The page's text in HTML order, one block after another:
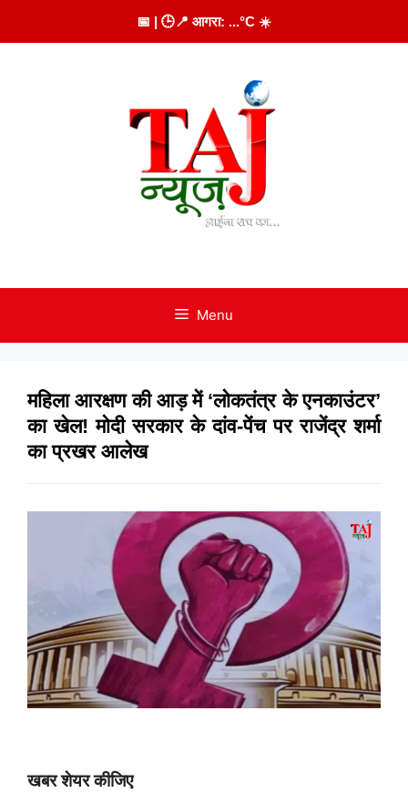
to
📅 | 🕒📍 आगरा: ...°C ☀️
Menu
महिला आरक्षण की आड़ में ‘लोकतंत्र के एनकाउंटर’
का खेल! मोदी सरकार के दांव-पेंच पर राजेंद्र शर्मा
का प्रखर आलेख
खबर शेयर कीजिए